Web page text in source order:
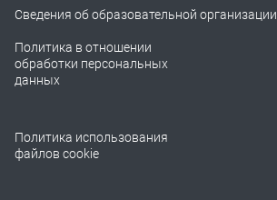
Сведения об образовательной организации
Политика в отношении
обработки персональных
данных
Политика использования
файлов cookie